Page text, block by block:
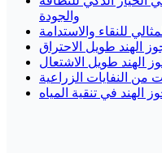
والجودة
للنقاء والاستدامة
الهند طويل الاحتراق
الهند طويل الاشتعال
من النفايات الزراعية
الهند في تنقية المياه